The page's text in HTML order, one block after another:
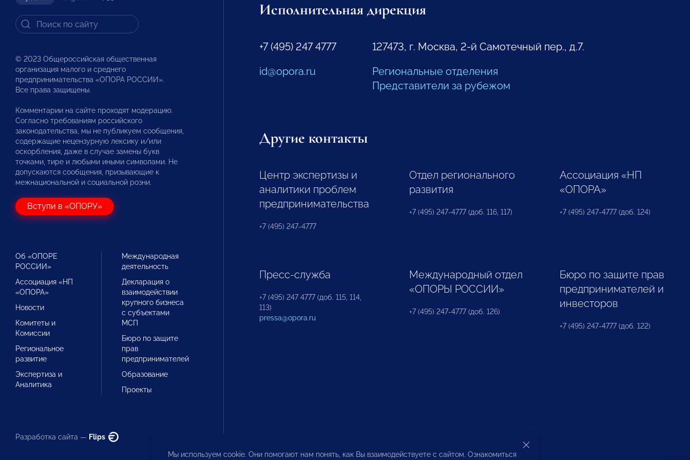
© 2023 Общероссийская общественная
организация малого и среднего
предпринимательства «ОПОРА РОССИИ».
Все права защищены.
Комментарии на сайте проходят модерацию.
Согласно требованиям российского
законодательства, мы не публикуем сообщения,
содержащие нецензурную лексику и/или
оскорбления, даже в случае замены букв
точками, тире и любыми иными символами. Не
допускаются сообщения, призывающие к
межнациональной и социальной розни.
Вступи в «ОПОРУ»
Об «ОПОРЕ
РОССИИ»
Ассоциация «НП
«ОПОРА»
Новости
Комитеты и
Комиссии
Региональное
развитие
Экспертиза и
Аналитика
Международная
деятельность
Декларация о
взаимодействии
крупного бизнеса
с субъектами
МСП
Бюро по защите
прав
предпринимателей
Образование
Проекты
Разработка сайта — Flips
Исполнительная дирекция
+7 (495) 247 4777
id@opora.ru
127473, г. Москва, 2-й Самотечный пер., д.7.
Региональные отделения
Представители за рубежом
Другие контакты
Центр экспертизы и
аналитики проблем
предпринимательства
+7 (495) 247-4777
Отдел регионального
развития
+7 (495) 247-4777 (доб. 116, 117)
Ассоциация «НП
«ОПОРА»
+7 (495) 247-4777 (доб. 124)
Пресс-служба
+7 (495) 247 4777 (доб. 115, 114,
113)
pressa@opora.ru
Международный отдел
«ОПОРЫ РОССИИ»
+7 (495) 247-4777 (доб. 126)
Бюро по защите прав
предпринимателей и
инвесторов
+7 (495) 247-4777 (доб. 122)
Мы используем cookie. Они помогают нам понять, как Вы взаимодействуете с сайтом. Ознакомиться